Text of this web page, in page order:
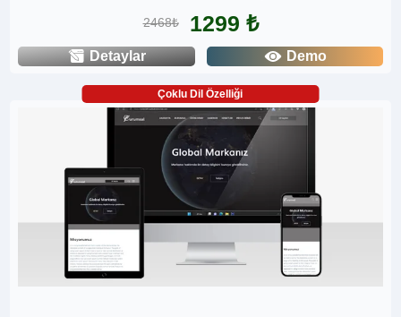
2468₺ 1299 ₺
Detaylar Demo
Çoklu Dil Özelliği